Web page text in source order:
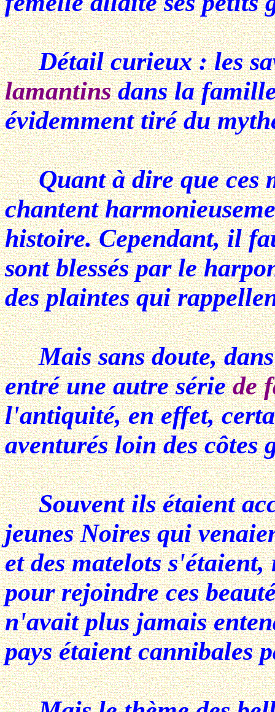
Détail curieux : les
lamantinsdans la
évidemment tiré du
Quant à dire que ces
chantent
histoire. Cependant, il
sont blessés par le
des plaintes qui
Mais sans doute, dans
entré une autre sériede
l'antiquité, en effet,
aventurés loin des côtes
Souvent ils étaient
jeunes Noires qui
et des matelots
pour rejoindre ces
n'avait plus jamais
pays étaient cannibales